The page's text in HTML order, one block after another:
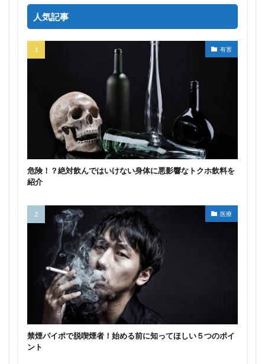
人気記事
有害
危険！？絶対飲んではいけない身体に悪影響なトクホ飲料を
紹介
医療
禁煙パイポで脱喫煙者！始める前に知ってほしい５つのポイ
ント